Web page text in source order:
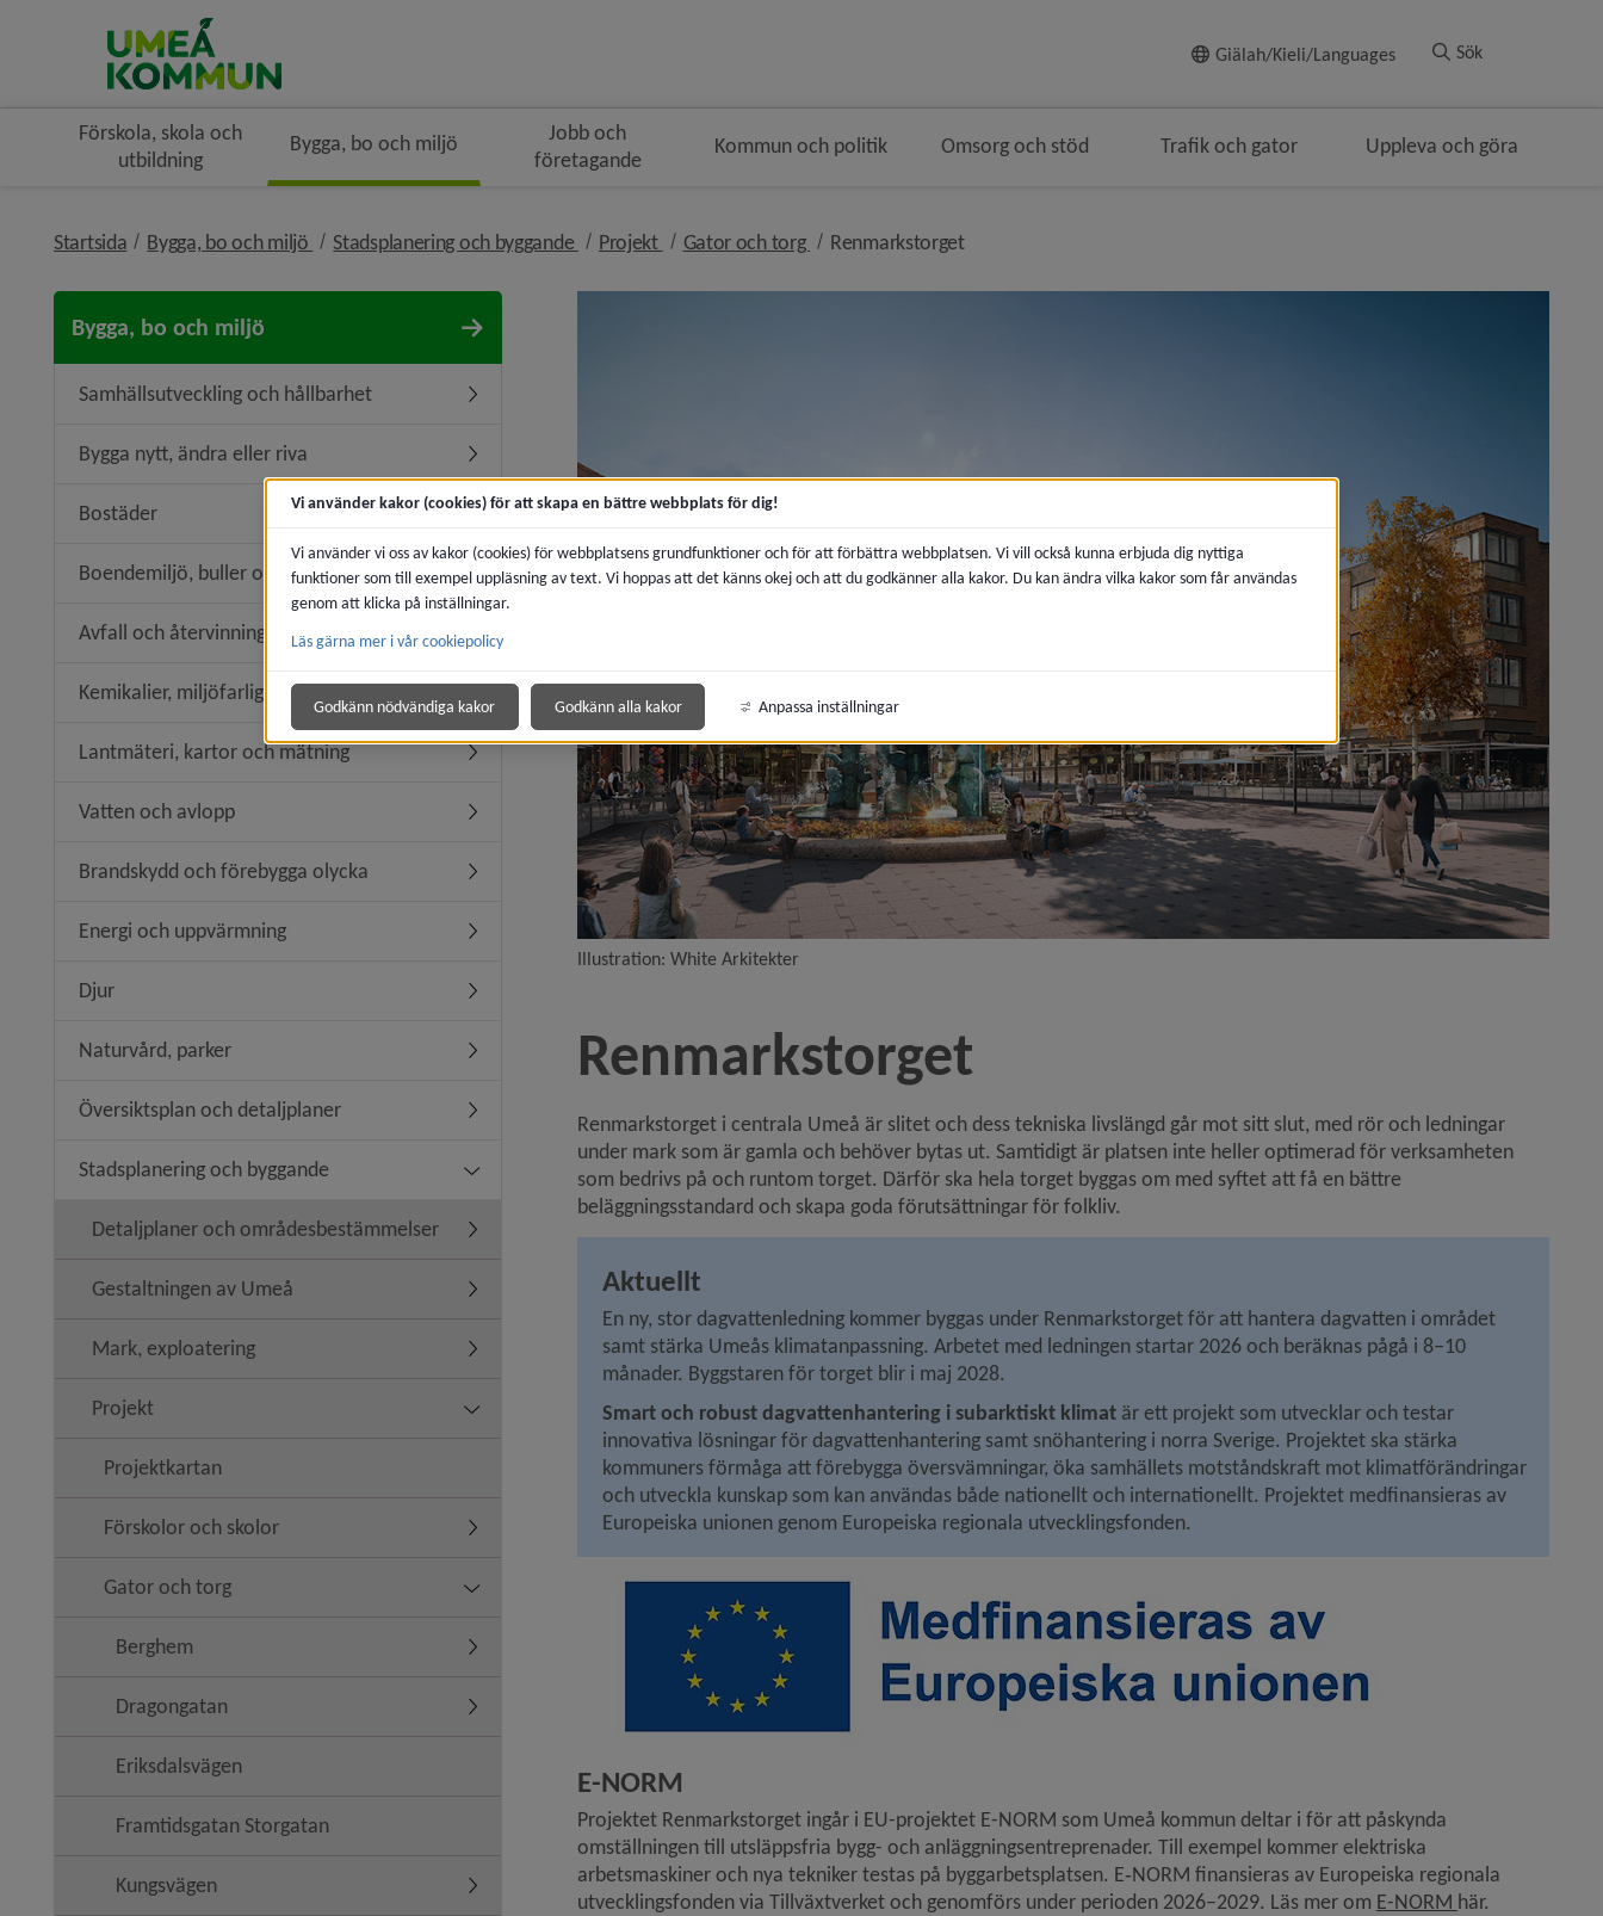
Giälah/Kieli/Languages Sök
Förskola, skola och
utbildning
Bygga, bo och miljö
Jobb och
företagande
Kommun och politik Omsorg och stöd Trafik och gator Uppleva och göra
Startsida Bygga, bo och miljö nivå i brödsmulenavigeringen
Stadsplanering och byggande nivå i brödsmulenavigeringen
Projekt nivå i brödsmulenavigeringen
Gator och torg nivå i brödsmulenavigeringen
Renmarkstorgetnivå i brödsmulenavigeringen
Bygga, bo och miljö
Samhällsutveckling och hållbarhet Undermeny för Samhällsutveckling och hållbarhet
Bygga nytt, ändra eller riva Undermeny för Bygga nytt, ändra eller riva
Bostäder
Boendemiljö, buller och luftkvalitet Undermeny för Boendemiljö, buller och luftkvalitet
Avfall och återvinning Undermeny för Avfall och återvinning
Kemikalier, miljöfarlig verksamhet Undermeny för Kemikalier, miljöfarlig verksamhet
Lantmäteri, kartor och mätning Undermeny för Lantmäteri, kartor och mätning
Vatten och avlopp Undermeny för Vatten och avlopp
Brandskydd och förebygga olycka Undermeny för Brandskydd och förebygga olycka
Energi och uppvärmning Undermeny för Energi och uppvärmning
Djur Undermeny för Djur
Naturvård, parker Undermeny för Naturvård, parker
Översiktsplan och detaljplaner Undermeny för Översiktsplan och detaljplaner
Stadsplanering och byggande Undermeny för Stadsplanering och byggande
Detaljplaner och områdesbestämmelser Undermeny för Detaljplaner och områdesbestämmelser
Gestaltningen av Umeå Undermeny för Gestaltningen av Umeå
Mark, exploatering Undermeny för Mark, exploatering
Projekt Undermeny för Projekt
Projektkartan
Förskolor och skolor Undermeny för Förskolor och skolor
Gator och torg Undermeny för Gator och torg
Berghem Undermeny för Berghem
Dragongatan Undermeny för Dragongatan
Eriksdalsvägen
Framtidsgatan Storgatan
Kungsvägen Undermeny för Kungsvägen
Illustration: White Arkitekter
Renmarkstorget
Renmarkstorget i centrala Umeå är slitet och dess tekniska livslängd går mot sitt slut, med rör och ledningar
under mark som är gamla och behöver bytas ut. Samtidigt är platsen inte heller optimerad för verksamheten
som bedrivs på och runtom torget. Därför ska hela torget byggas om med syftet att få en bättre
beläggningsstandard och skapa goda förutsättningar för folkliv.
Aktuellt
En ny, stor dagvattenledning kommer byggas under Renmarkstorget för att hantera dagvatten i området
samt stärka Umeås klimatanpassning. Arbetet med ledningen startar 2026 och beräknas pågå i 8–10
månader. Byggstaren för torget blir i maj 2028.
Smart och robust dagvattenhantering i subarktiskt klimat är ett projekt som utvecklar och testar
innovativa lösningar för dagvattenhantering samt snöhantering i norra Sverige. Projektet ska stärka
kommuners förmåga att förebygga översvämningar, öka samhällets motståndskraft mot klimatförändringar
och utveckla kunskap som kan användas både nationellt och internationellt. Projektet medfinansieras av
Europeiska unionen genom Europeiska regionala utvecklingsfonden.
E-NORM
Projektet Renmarkstorget ingår i EU-projektet E-NORM som Umeå kommun deltar i för att påskynda
omställningen till utsläppsfria bygg- och anläggningsentreprenader. Till exempel kommer elektriska
arbetsmaskiner och nya tekniker testas på byggarbetsplatsen. E‑NORM finansieras av Europeiska regionala
utvecklingsfonden via Tillväxtverket och genomförs under perioden 2026–2029. Läs mer om E-NORM här.
Vi använder kakor (cookies) för att skapa en bättre webbplats för dig!
Vi använder vi oss av kakor (cookies) för webbplatsens grundfunktioner och för att förbättra webbplatsen. Vi vill också kunna erbjuda dig nyttiga
funktioner som till exempel uppläsning av text. Vi hoppas att det känns okej och att du godkänner alla kakor. Du kan ändra vilka kakor som får användas
genom att klicka på inställningar.
Läs gärna mer i vår cookiepolicy
Godkänn nödvändiga kakor Godkänn alla kakor Anpassa inställningar